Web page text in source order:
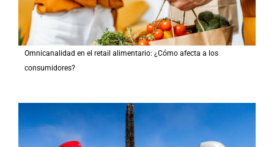
Omnicanalidad en el retail alimentario: ¿Cómo afecta a los
consumidores?